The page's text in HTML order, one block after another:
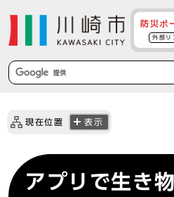
防災ポ
外部リ
現在位置 表示
アプリで生き